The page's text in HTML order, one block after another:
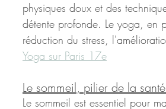
physiques doux et des
détente profonde. Le yoga, en
réduction du stress,
Yoga sur Paris 17e
Le sommeil, pilier de la
Le sommeil est essentiel pour